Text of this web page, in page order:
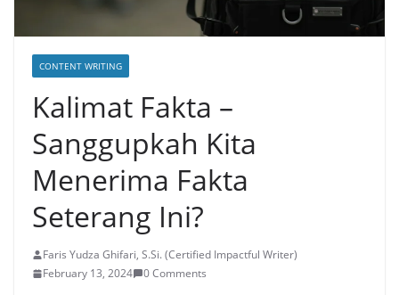
CONTENT WRITING
Kalimat Fakta –
Sanggupkah Kita
Menerima Fakta
Seterang Ini?
Faris Yudza Ghifari, S.Si. (Certified Impactful Writer)
February 13, 2024
0 Comments